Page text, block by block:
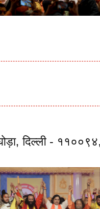
दिल्ली -